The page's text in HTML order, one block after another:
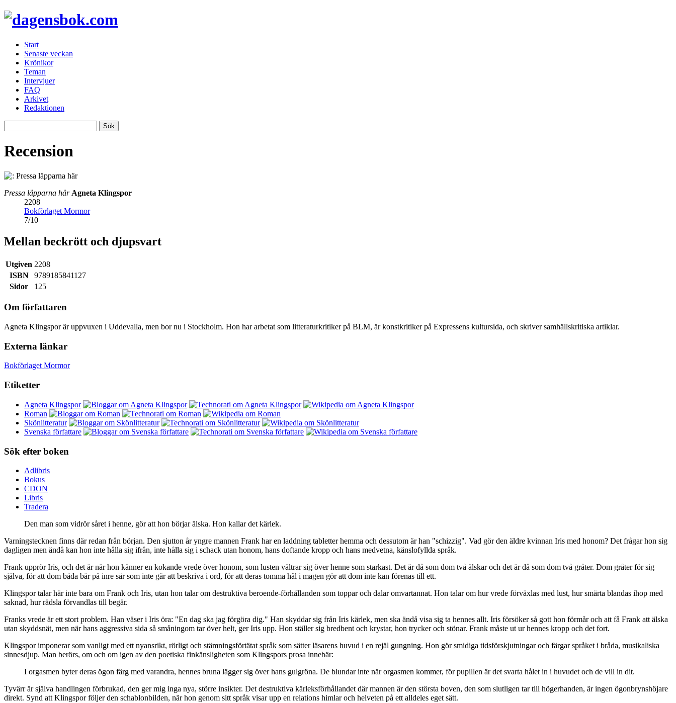
Start
Senaste veckan
Krönikor
Teman
Intervjuer
FAQ
Arkivet
Redaktionen
Recension
Pressa läpparna här Agneta Klingspor
2208
Bokförlaget Mormor
7/10
Mellan beckrött och djupsvart
Utgiven 2208
ISBN
9789185841127
Sidor
125
Om författaren
Agneta Klingspor är uppvuxen i Uddevalla, men bor nu i Stockholm. Hon har arbetat som litteraturkritiker på BLM, är konstkritiker på Expressens kultursida, och skriver samhällskritiska artiklar.
Externa länkar
Bokförlaget Mormor
Etiketter
Agneta Klingspor
Roman
Skönlitteratur
Svenska författare
Sök efter boken
Adlibris
Bokus
CDON
Libris
Tradera
Den man som vidrör såret i henne, gör att hon börjar älska. Hon kallar det kärlek.
Varningstecknen finns där redan från början. Den sjutton år yngre mannen Frank har en laddning tabletter hemma och dessutom är han "schizzig". Vad gör den äldre kvinnan Iris med honom? Det frågar hon sig
dagligen men ändå kan hon inte hålla sig ifrån, inte hålla sig i schack utan honom, hans doftande kropp och hans medvetna, känslofyllda språk.
Frank upprör Iris, och det är när hon känner en kokande vrede över honom, som lusten vältrar sig över henne som starkast. Det är då som dom två älskar och det är då som dom två gråter. Dom gråter för sig
själva, för att dom båda bär på inre sår som inte går att beskriva i ord, för att deras tomma hål i magen gör att dom inte kan förenas till ett.
Klingspor talar här inte bara om Frank och Iris, utan hon talar om destruktiva beroende-förhållanden som toppar och dalar omvartannat. Hon talar om hur vrede förväxlas med lust, hur smärta blandas ihop med
saknad, hur rädsla förvandlas till begär.
Franks vrede är ett stort problem. Han väser i Iris öra: "En dag ska jag förgöra dig." Han skyddar sig från Iris kärlek, men ska ändå visa sig ta hennes allt. Iris försöker så gott hon förmår och att få Frank att älska
utan skyddsnät, men när hans aggressiva sida så småningom tar över helt, ger Iris upp. Hon ställer sig bredbent och krystar, hon trycker och stönar. Frank måste ut ur hennes kropp och det fort.
Klingspor imponerar som vanligt med ett nyansrikt, rörligt och stämningsförtätat språk som sätter läsarens huvud i en rejäl gungning. Hon gör smidiga tidsförskjutningar och färgar språket i bråda, musikaliska
sinnesdjup. Man berörs, om och om igen av den poetiska finkänsligheten som Klingspors prosa innebär:
I orgasmen byter deras ögon färg med varandra, hennes bruna lägger sig över hans gulgröna. De blundar inte när orgasmen kommer, för pupillen är det svarta hålet in i huvudet och de vill in dit.
Tyvärr är själva handlingen förbrukad, den ger mig inga nya, större insikter. Det destruktiva kärleksförhållandet där mannen är den största boven, den som slutligen tar till högerhanden, är ingen ögonbrynshöjare
direkt. Synd att Klingspor följer den schablonbilden, när hon genom sitt språk visar upp en relations himlar och helveten på ett alldeles eget sätt.